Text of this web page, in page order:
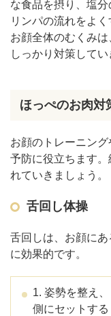
な食品を摂り、塩
リンパの流れをよ
お顔全体のむくみは
しっかり対策してい
ほっぺのお肉対
お顔のトレーニン
予防に役立ちます
れていきましょう。
舌回し体操
舌回しは、お顔に
に効果的です。
1. 姿勢を整え
側にセットする